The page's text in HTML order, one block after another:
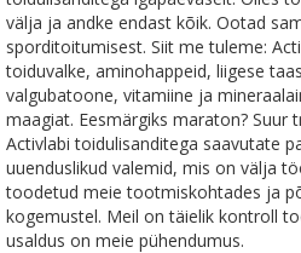
välja ja andke endast kõik. Ootad
sporditoitumisest. Siit me tuleme:
toiduvalke, aminohappeid, liigese
valgubatoone, vitamiine ja
maagiat. Eesmärgiks maraton? Suur
Activlabi toidulisanditega saavutate
uuenduslikud valemid, mis on välja
toodetud meie tootmiskohtades ja
kogemustel. Meil on täielik kontroll
usaldus on meie pühendumus.